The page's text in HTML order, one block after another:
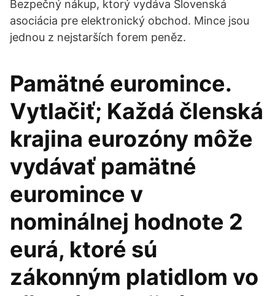
Bezpečný nákup, ktorý vydáva Slovenská
asociácia pre elektronický obchod. Mince jsou
jednou z nejstarších forem peněz.
Pamätné euromince.
Vytlačiť; Každá členská
krajina eurozóny môže
vydávať pamätné
euromince v
nominálnej hodnote 2
eurá, ktoré sú
zákonným platidlom vo